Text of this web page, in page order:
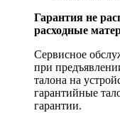
Гарантия не
расходные
Сервисное
при
талона на
гарантийные
гарантии.